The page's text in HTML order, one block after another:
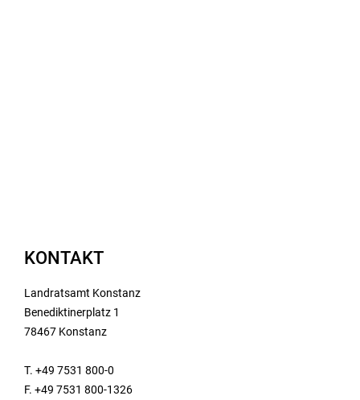
KONTAKT
Landratsamt Konstanz
Benediktinerplatz 1
78467 Konstanz
T. +49 7531 800-0
F. +49 7531 800-1326